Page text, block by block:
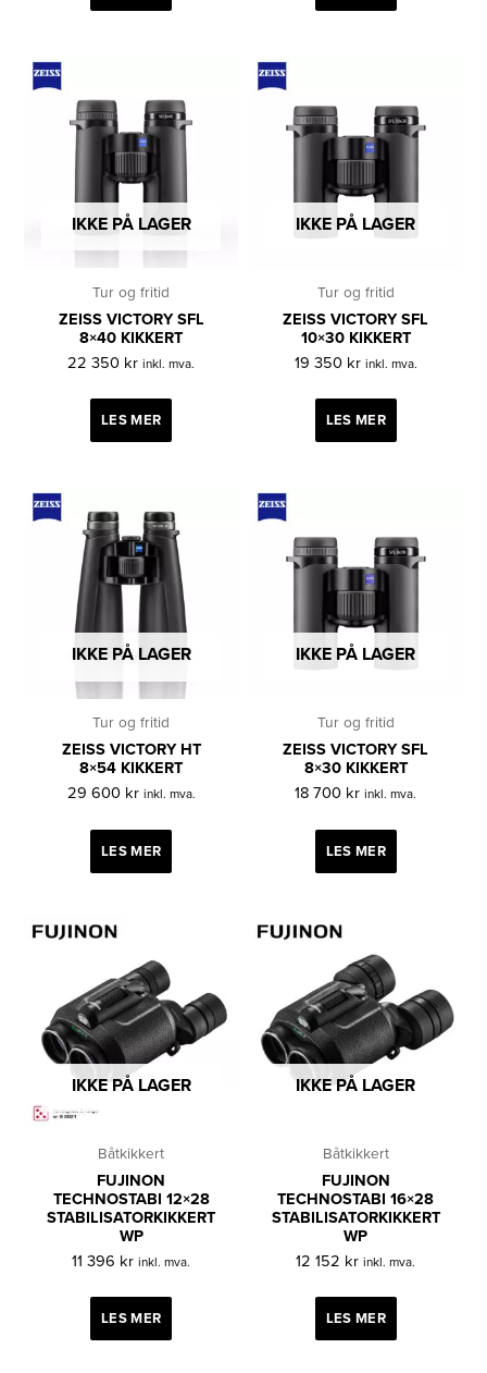
IKKE PÅ LAGER
Tur og fritid
ZEISS VICTORY SFL
8×40 KIKKERT
22 350 kr inkl. mva.
LES MER
IKKE PÅ LAGER
Tur og fritid
ZEISS VICTORY SFL
10×30 KIKKERT
19 350 kr inkl. mva.
LES MER
IKKE PÅ LAGER
Tur og fritid
ZEISS VICTORY HT
8×54 KIKKERT
29 600 kr inkl. mva.
LES MER
IKKE PÅ LAGER
Tur og fritid
ZEISS VICTORY SFL
8×30 KIKKERT
18 700 kr inkl. mva.
LES MER
IKKE PÅ LAGER
Båtkikkert
FUJINON
TECHNOSTABI 12×28
STABILISATORKIKKERT
WP
11 396 kr inkl. mva.
LES MER
IKKE PÅ LAGER
Båtkikkert
FUJINON
TECHNOSTABI 16×28
STABILISATORKIKKERT
WP
12 152 kr inkl. mva.
LES MER